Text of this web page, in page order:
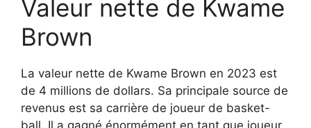
Valeur nette de Kwame
Brown
La valeur nette de Kwame Brown en 2023 est
de 4 millions de dollars. Sa principale source de
revenus est sa carrière de joueur de basket-